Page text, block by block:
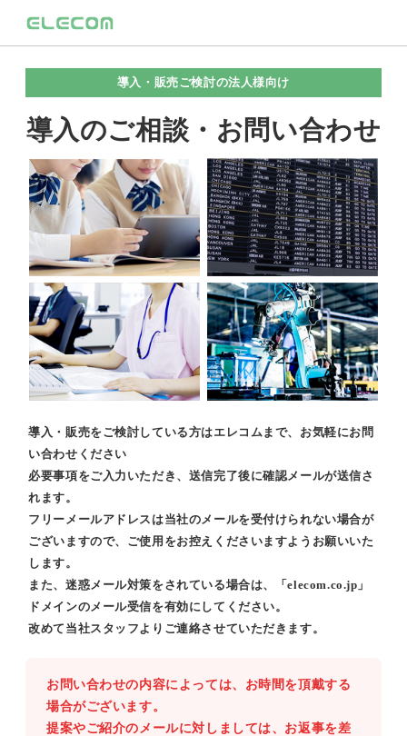
導入・販売ご検討の法人様向け
導入のご相談・お問い合わせ
導入・販売をご検討している方はエレコムまで、お気軽にお問
い合わせください
必要事項をご入力いただき、送信完了後に確認メールが送信さ
れます。
フリーメールアドレスは当社のメールを受付けられない場合が
ございますので、ご使用をお控えくださいますようお願いいた
します。
また、迷惑メール対策をされている場合は、「elecom.co.jp」
ドメインのメール受信を有効にしてください。
改めて当社スタッフよりご連絡させていただきます。
お問い合わせの内容によっては、お時間を頂戴する
場合がございます。
提案やご紹介のメールに対しましては、お返事を差